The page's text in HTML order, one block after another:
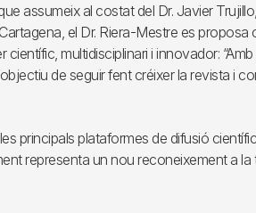
assumeix al costat del Dr. Javier
el Dr. Riera-Mestre es
multidisciplinari i innovador: “Amb
de seguir fent créixer la revista i
principals plataformes de difusió
representa un nou reconeixement a